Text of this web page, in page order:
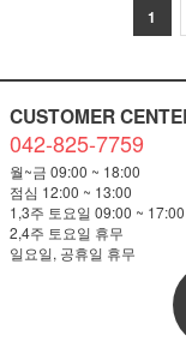
1
CUSTOMER
042-825-7759
월~금 09:00 ~ 18:00
점심 12:00 ~ 13:00
1,3주 토요일 09:00 ~ 17:00
2,4주 토요일 휴무
일요일, 공휴일 휴무